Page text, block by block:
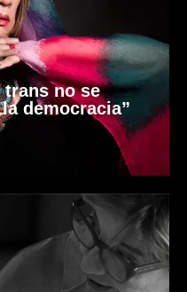
trans no se
democracia”